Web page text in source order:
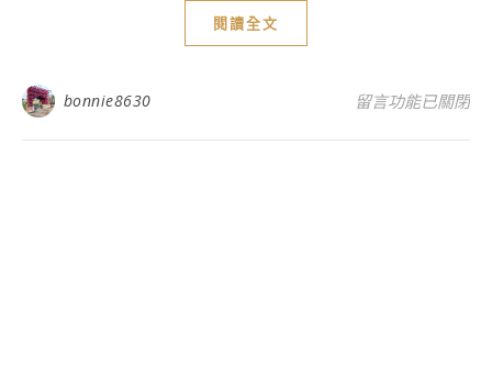
閱讀全文
bonnie8630 在〈新竹旅遊-新
留言功能已關閉